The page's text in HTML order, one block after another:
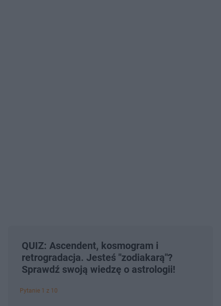
QUIZ: Ascendent, kosmogram i
retrogradacja. Jesteś "zodiakarą"?
Sprawdź swoją wiedzę o astrologii!
Pytanie 1 z 10